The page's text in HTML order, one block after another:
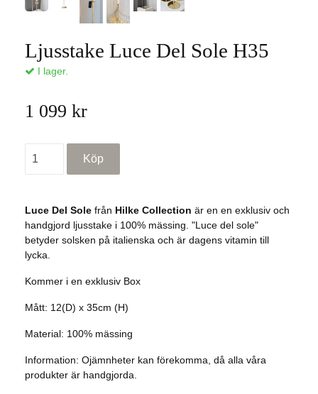
Ljusstake Luce Del Sole H35
I lager.
1 099 kr
Luce Del Sole från Hilke Collection är en en exklusiv och
handgjord ljusstake i 100% mässing. "Luce del sole"
betyder solsken på italienska och är dagens vitamin till
lycka.
Kommer i en exklusiv Box
Mått: 12(D) x 35cm (H)
Material: 100% mässing
Information: Ojämnheter kan förekomma, då alla våra
produkter är handgjorda.